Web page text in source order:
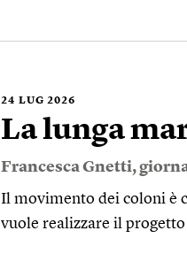
24 LUG 2026
La lunga
Francesca Gnetti,
Il movimento dei coloni è
vuole realizzare il